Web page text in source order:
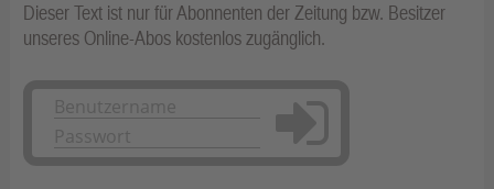
Dieser Text ist nur für Abonnenten der Zeitung bzw. Besitzer
unseres Online-Abos kostenlos zugänglich.
Anmelden